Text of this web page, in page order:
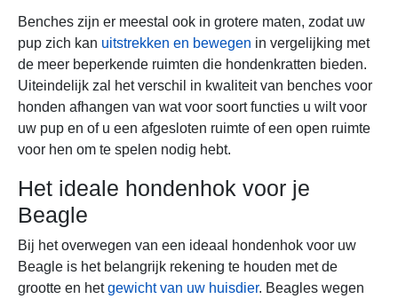
Benches zijn er meestal ook in grotere maten, zodat uw
pup zich kan uitstrekken en bewegen in vergelijking met
de meer beperkende ruimten die hondenkratten bieden.
Uiteindelijk zal het verschil in kwaliteit van benches voor
honden afhangen van wat voor soort functies u wilt voor
uw pup en of u een afgesloten ruimte of een open ruimte
voor hen om te spelen nodig hebt.
Het ideale hondenhok voor je
Beagle
Bij het overwegen van een ideaal hondenhok voor uw
Beagle is het belangrijk rekening te houden met de
grootte en hetgewicht van uw huisdier. Beagles wegen